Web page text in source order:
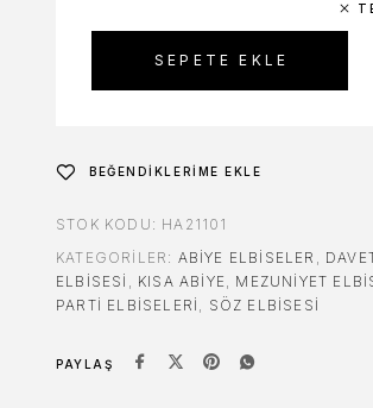
SEPETE EKLE
BEĞENDIKLERIME EKLE
STOK KODU: HA21101
KATEGORILER: ABIYE ELBISELER ,
ELBISESI , KISA ABIYE, MEZUNIYET
PARTI ELBISELERI , SÖZ ELBISESI
PAYLAŞ